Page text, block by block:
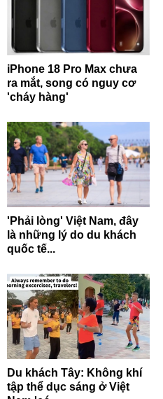
iPhone 18 Pro Max chưa
ra mắt, song có nguy cơ
'cháy hàng'
'Phải lòng' Việt Nam, đây
là những lý do du khách
quốc tế...
Du khách Tây: Không khí
tập thể dục sáng ở Việt